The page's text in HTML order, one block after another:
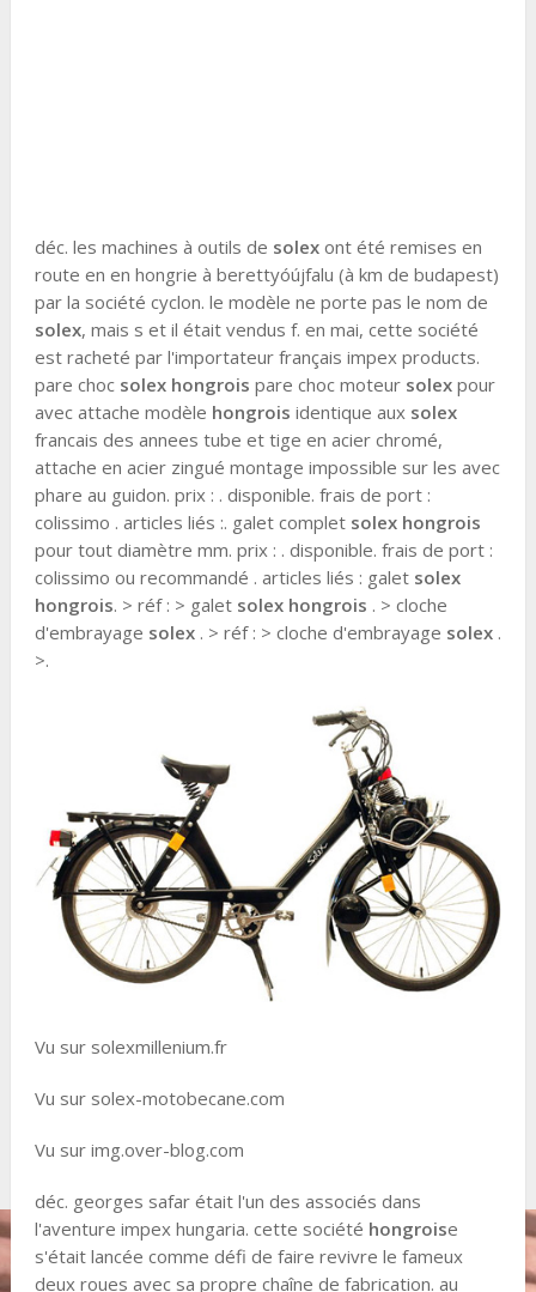
déc. les machines à outils de solexont été remises en
route en en hongrie à berettyóújfalu (à km de budapest)
par la société cyclon. le modèle ne porte pas le nom de
solex, mais s et il était vendus f. en mai, cette société
est racheté par l'importateur français impex products.
pare choc solex hongrois pare choc moteur solexpour
avec attache modèle hongrois identique aux solex
francais des annees tube et tige en acier chromé,
attache en acier zingué montage impossible sur les avec
phare au guidon. prix : . disponible. frais de port :
colissimo . articles liés :. galet complet solex hongrois
pour tout diamètre mm. prix : . disponible. frais de port :
colissimo ou recommandé . articles liés : galet solex
hongrois. > réf : > galet solex hongrois . > cloche
d'embrayage solex. > réf : > cloche d'embrayage solex.
>.
Vu sur solexmillenium.fr
Vu sur solex-motobecane.com
Vu sur img.over-blog.com
déc. georges safar était l'un des associés dans
l'aventure impex hungaria. cette société hongroise
s'était lancée comme défi de faire revivre le fameux
deux roues avec sa propre chaîne de fabrication. au